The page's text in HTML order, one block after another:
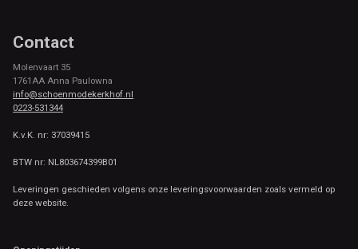
Contact
Molenvaart 35
1761AA Anna Paulowna
info@schoenmodekerkhof.nl
0223-531344
K.v.K. nr: 37039415
BTW nr: NL803674399B01
Leveringen geschieden volgens onze leveringsvoorwaarden zoals vermeld op
deze website.